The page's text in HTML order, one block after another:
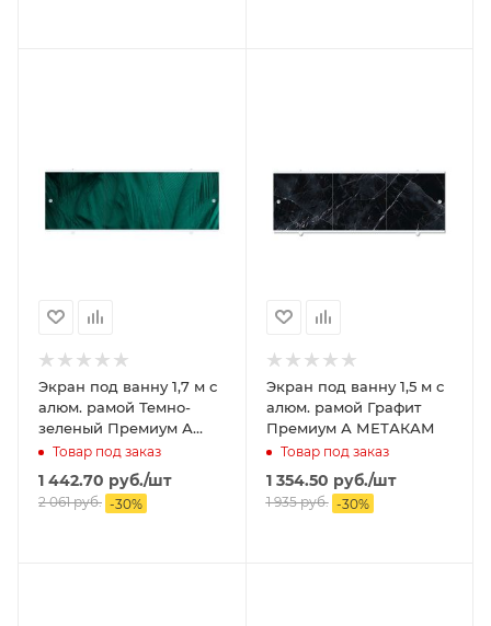
Экран под ванну 1,7 м с
алюм. рамой Темно-
зеленый Премиум А
МЕТАКАМ
Товар под заказ
1 442.70 руб./шт
2 061руб. -30%
Экран под ванну 1,5 м с
алюм. рамой Графит
Премиум А МЕТАКАМ
Товар под заказ
1 354.50 руб./шт
1 935руб. -30%